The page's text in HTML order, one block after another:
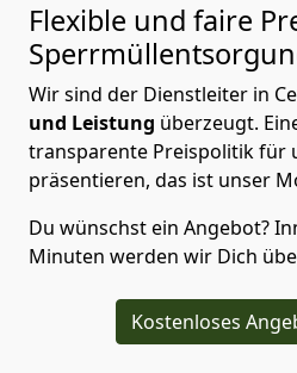
Flexible und faire
Wir sind der Dienstleiter in
und Leistung überzeugt.
transparente Preispolitik für
präsentieren, das ist unser
Du wünschst ein Angebot?
Minuten werden wir Dich
Kostenloses